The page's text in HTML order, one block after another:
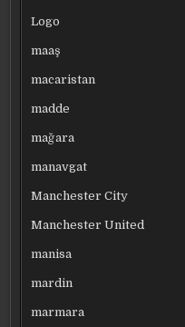
Logo
maaş
macaristan
madde
mağara
manavgat
Manchester City
Manchester United
manisa
mardin
marmara